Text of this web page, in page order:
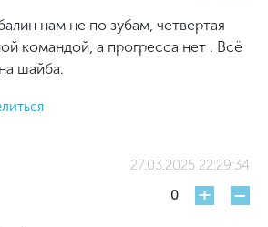
нам не по зубам, четвертая
командой, а прогресса нет . Всё
шайба.
27.03.2025 22:29:34
0
+ -